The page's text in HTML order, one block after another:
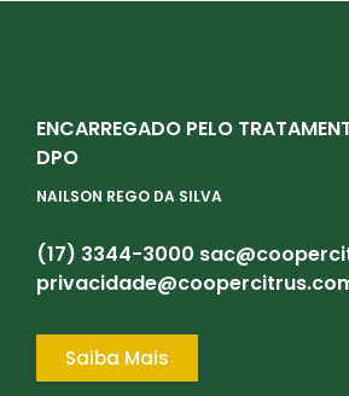
ENCARREGADO PELO
DPO
NAILSON REGO DA SILVA
(17) 3344-3000
Saiba Mais